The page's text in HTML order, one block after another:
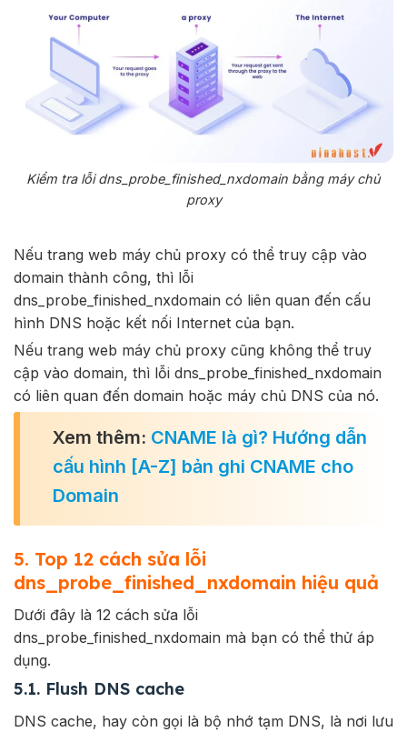
Kiểm tra lỗi dns_probe_finished_nxdomain bằng máy chủ
proxy
Nếu trang web máy chủ proxy có thể truy cập vào
domain thành công, thì lỗi
dns_probe_finished_nxdomain có liên quan đến cấu
hình DNS hoặc kết nối Internet của bạn.
Nếu trang web máy chủ proxy cũng không thể truy
cập vào domain, thì lỗi dns_probe_finished_nxdomain
có liên quan đến domain hoặc máy chủ DNS của nó.
Xem thêm: CNAME là gì? Hướng dẫn
cấu hình [A-Z] bản ghi CNAME cho
Domain
5. Top 12 cách sửa lỗi
dns_probe_finished_nxdomain hiệu quả
Dưới đây là 12 cách sửa lỗi
dns_probe_finished_nxdomain mà bạn có thể thử áp
dụng.
5.1. Flush DNS cache
DNS cache, hay còn gọi là bộ nhớ tạm DNS, là nơi lưu